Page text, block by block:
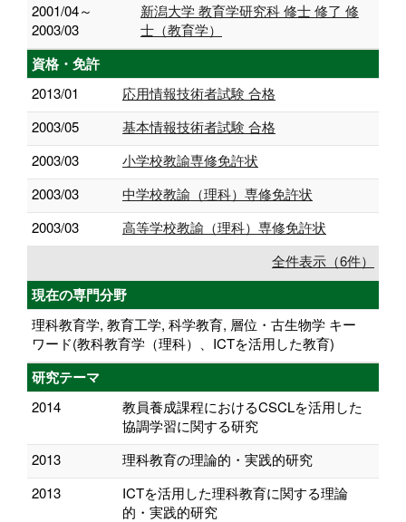
2001/04～
2003/03
新潟大学 教育学研究科 修士 修了 修
士（教育学）
資格・免許
2013/01
応用情報技術者試験 合格
2003/05
基本情報技術者試験 合格
2003/03
小学校教諭専修免許状
2003/03
中学校教諭（理科）専修免許状
2003/03
高等学校教諭（理科）専修免許状
全件表示（6件）
現在の専門分野
理科教育学, 教育工学, 科学教育, 層位・古生物学 キー
ワード(教科教育学（理科）、ICTを活用した教育)
研究テーマ
2014
教員養成課程におけるCSCLを活用した
協調学習に関する研究
2013
理科教育の理論的・実践的研究
2013
ICTを活用した理科教育に関する理論
的・実践的研究